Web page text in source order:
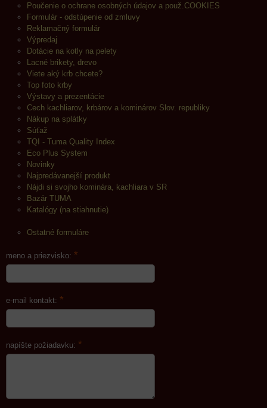
Poučenie o ochrane osobných údajov a použ.COOKIES
Formulár - odstúpenie od zmluvy
Reklamačný formulár
Výpredaj
Dotácie na kotly na pelety
Lacné brikety, drevo
Viete aký krb chcete?
Top foto krby
Výstavy a prezentácie
Cech kachliarov, krbárov a kominárov Slov. republiky
Nákup na splátky
Súťaž
TQI - Tuma Quality Index
Eco Plus System
Novinky
Najpredávanejší produkt
Nájdi si svojho kominára, kachliara v SR
Bazár TUMA
Katalógy (na stiahnutie)
Ostatné formuláre
meno a priezvisko: *
e-mail kontakt: *
napíšte požiadavku: *